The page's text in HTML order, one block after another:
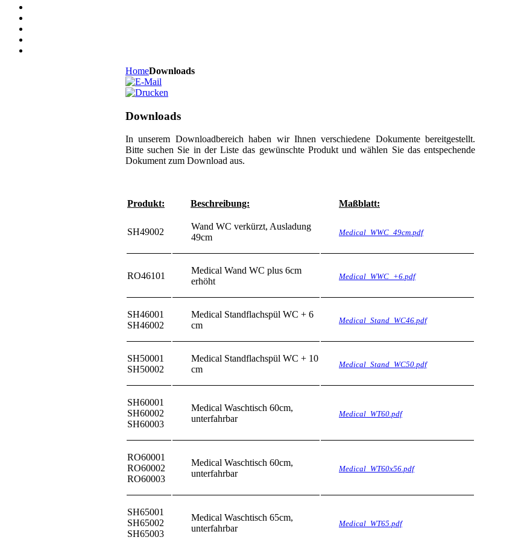
HomeDownloads
Downloads
In unserem Downloadbereich haben wir Ihnen verschiedene Dokumente bereitgestellt.
Bitte suchen Sie in der Liste das gewünschte Produkt und wählen Sie das entspechende
Dokument zum Download aus.
Produkt: Beschreibung: Maßblatt:
SH49002
Wand WC verkürzt, Ausladung
49cm
Medical_WWC_49cm.pdf
RO46101
Medical Wand WC plus 6cm
erhöht
Medical_WWC_+6.pdf
SH46001
SH46002
Medical Standflachspül WC + 6
cm
Medical_Stand_WC46.pdf
SH50001
SH50002
Medical Standflachspül WC + 10
cm
Medical_Stand_WC50.pdf
SH60001
SH60002
SH60003
Medical Waschtisch 60cm,
unterfahrbar
Medical_WT60.pdf
RO60001
RO60002
RO60003
Medical Waschtisch 60cm,
unterfahrbar
Medical_WT60x56.pdf
SH65001
SH65002
SH65003
Medical Waschtisch 65cm,
unterfahrbar
Medical_WT65.pdf